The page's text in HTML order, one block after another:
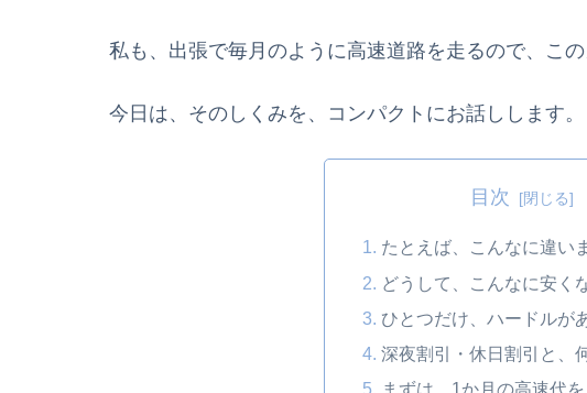
私も、出張で毎月のように高速道路を走るので、こ
今日は、そのしくみを、コンパクトにお話しします。
目次
たとえば、こんなに違い
どうして、こんなに安く
ひとつだけ、ハードルが
深夜割引・休日割引と、
まずは、1か月の高速代